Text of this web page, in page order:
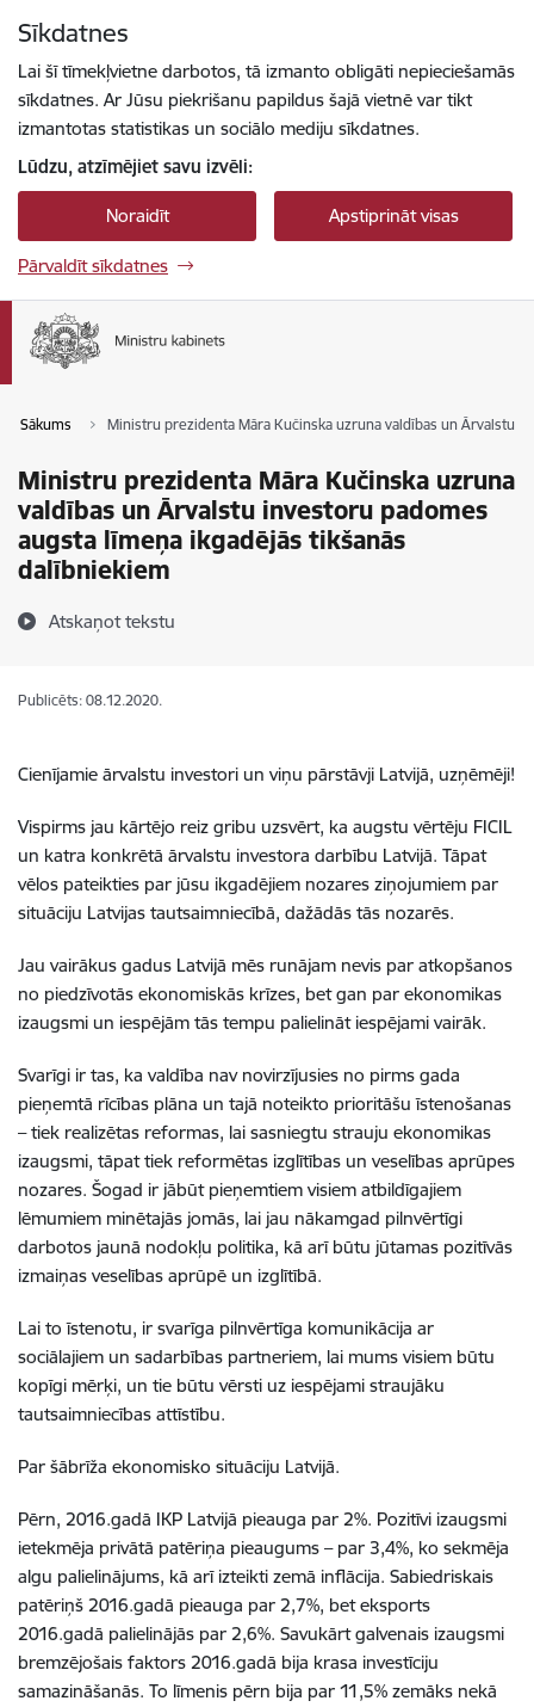
Sīkdatnes
Lai šī tīmekļvietne darbotos, tā izmanto obligāti nepieciešamās
sīkdatnes. Ar Jūsu piekrišanu papildus šajā vietnē var tikt
izmantotas statistikas un sociālo mediju sīkdatnes.
Lūdzu, atzīmējiet savu izvēli:
Noraidīt Apstiprināt visas
Pārvaldīt sīkdatnes
Sākums Ministru prezidenta Māra Kučinska uzruna valdības un Ārvalstu
Ministru prezidenta Māra Kučinska uzruna
valdības un Ārvalstu investoru padomes
augsta līmeņa ikgadējās tikšanās
dalībniekiem
Atskaņot tekstu
Publicēts: 08.12.2020.
Cienījamie ārvalstu investori un viņu pārstāvji Latvijā, uzņēmēji!
Vispirms jau kārtējo reiz gribu uzsvērt, ka augstu vērtēju FICIL
un katra konkrētā ārvalstu investora darbību Latvijā. Tāpat
vēlos pateikties par jūsu ikgadējiem nozares ziņojumiem par
situāciju Latvijas tautsaimniecībā, dažādās tās nozarēs.
Jau vairākus gadus Latvijā mēs runājam nevis par atkopšanos
no piedzīvotās ekonomiskās krīzes, bet gan par ekonomikas
izaugsmi un iespējām tās tempu palielināt iespējami vairāk.
Svarīgi ir tas, ka valdība nav novirzījusies no pirms gada
pieņemtā rīcības plāna un tajā noteikto prioritāšu īstenošanas
– tiek realizētas reformas, lai sasniegtu strauju ekonomikas
izaugsmi, tāpat tiek reformētas izglītības un veselības aprūpes
nozares. Šogad ir jābūt pieņemtiem visiem atbildīgajiem
lēmumiem minētajās jomās, lai jau nākamgad pilnvērtīgi
darbotos jaunā nodokļu politika, kā arī būtu jūtamas pozitīvās
izmaiņas veselības aprūpē un izglītībā.
Lai to īstenotu, ir svarīga pilnvērtīga komunikācija ar
sociālajiem un sadarbības partneriem, lai mums visiem būtu
kopīgi mērķi, un tie būtu vērsti uz iespējami straujāku
tautsaimniecības attīstību.
Par šābrīža ekonomisko situāciju Latvijā.
Pērn, 2016.gadā IKP Latvijā pieauga par 2%. Pozitīvi izaugsmi
ietekmēja privātā patēriņa pieaugums – par 3,4%, ko sekmēja
algu palielinājums, kā arī izteikti zemā inflācija. Sabiedriskais
patēriņš 2016.gadā pieauga par 2,7%, bet eksports
2016.gadā palielinājās par 2,6%. Savukārt galvenais izaugsmi
bremzējošais faktors 2016.gadā bija krasa investīciju
samazināšanās. To līmenis pērn bija par 11,5% zemāks nekā